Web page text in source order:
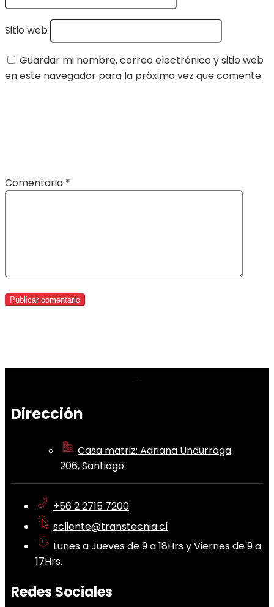
Sitio web
Guardar mi nombre, correo electrónico y sitio web
en este navegador para la próxima vez que comente.
Comentario *
Dirección
Casa matriz: Adriana Undurraga
206, Santiago
+56 2 2715 7200
scliente@transtecnia.cl
Lunes a Jueves de 9 a 18Hrs y Viernes de 9 a
17Hrs.
Redes Sociales